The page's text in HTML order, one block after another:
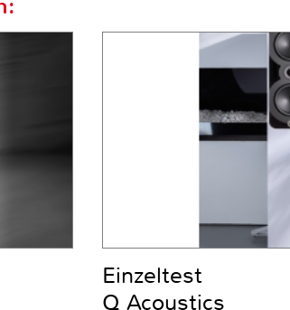
Einzeltest
Q Acoustics